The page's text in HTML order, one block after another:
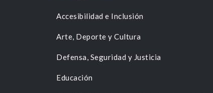
Accesibilidad e Inclusión
Arte, Deporte y Cultura
Defensa, Seguridad y Justicia
Educación